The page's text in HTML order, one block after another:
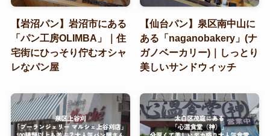
【岩沼パン】岩沼市にある
「パン工房OLIMBA」｜住
宅街にひっそり佇むオシャ
レなパン屋
【仙台パン】泉区南中山に
ある「naganobakery」(ナ
ガノベーカリー)｜しっとり
美しいサンドウィッチ